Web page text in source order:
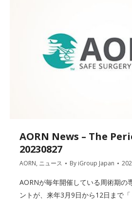
AORN News – The
20230827
AORN, ニュース By iGroup Japan
AORNが毎年開催している周術期の
ントが、来年3月9日から12日まで